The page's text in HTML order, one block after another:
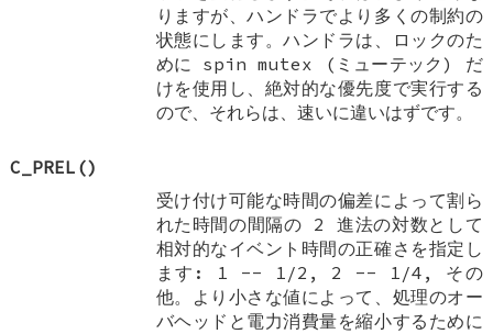
りますが、ハンドラでより多くの制約の
状態にします。ハンドラは、ロックのた
めに spin mutex (ミューテック) だ
けを使用し、絶対的な優先度で実行する
ので、それらは、速いに違いはずです。
C_PREL ()
受け付け可能な時間の偏差によって割ら
れた時間の間隔の 2 進法の対数として
相対的なイベント時間の正確さを指定し
ます: 1 -- 1/2, 2 -- 1/4, その
他。より小さな値によって、処理のオー
バヘッドと電力消費量を縮小するために